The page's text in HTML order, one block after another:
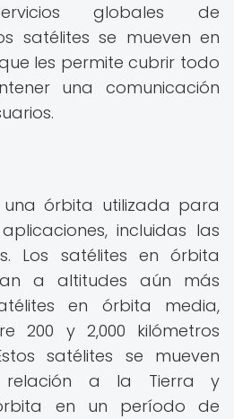
globales de
satélites se mueven en
les permite cubrir todo
una comunicación
órbita utilizada para
incluidas las
Los satélites en órbita
a altitudes aún más
en órbita media,
200 y 2,000 kilómetros
satélites se mueven
relación a la Tierra y
en un período de